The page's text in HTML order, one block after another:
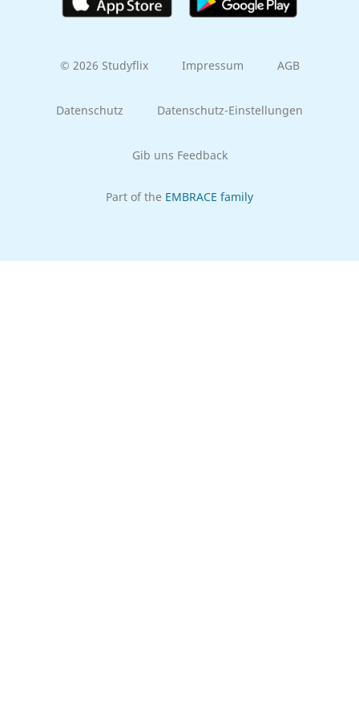
© 2026 Studyflix Impressum AGB
Datenschutz Datenschutz-Einstellungen
Gib uns Feedback
Part of the EMBRACE family